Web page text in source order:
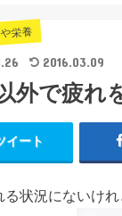
栄養
2016.03.09
外で疲れ
イート
る状況にないけ